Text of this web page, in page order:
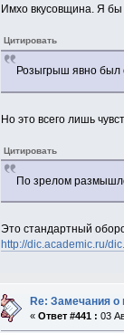
Имхо вкусовщина. Я
Цитировать
Розыгрыш явно был
Но это всего лишь
Цитировать
По зрелом
Это стандартный
http://dic.academic.ru/
Re: Замечания о
«Ответ #441 : 03